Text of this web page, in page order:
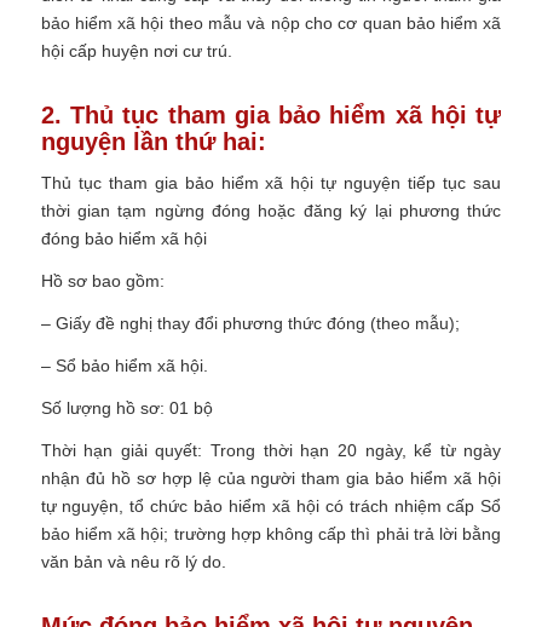
bảo hiểm xã hội theo mẫu và nộp cho cơ quan bảo hiểm xã
hội cấp huyện nơi cư trú.
2. Thủ tục tham gia bảo hiểm xã hội tự
nguyện lần thứ hai:
Thủ tục tham gia bảo hiểm xã hội tự nguyện tiếp tục sau
thời gian tạm ngừng đóng hoặc đăng ký lại phương thức
đóng bảo hiểm xã hội
Hồ sơ bao gồm:
– Giấy đề nghị thay đổi phương thức đóng (theo mẫu);
– Sổ bảo hiểm xã hội.
Số lượng hồ sơ: 01 bộ
Thời hạn giải quyết: Trong thời hạn 20 ngày, kể từ ngày
nhận đủ hồ sơ hợp lệ của người tham gia bảo hiểm xã hội
tự nguyện, tổ chức bảo hiểm xã hội có trách nhiệm cấp Sổ
bảo hiểm xã hội; trường hợp không cấp thì phải trả lời bằng
văn bản và nêu rõ lý do.